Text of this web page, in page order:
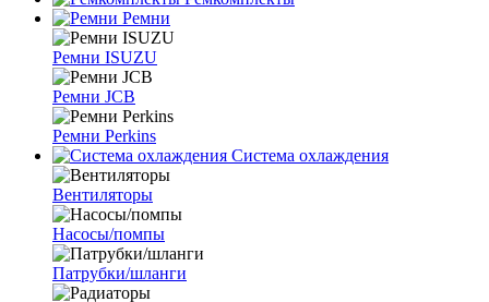
Ремни
Ремни ISUZU
Ремни JCB
Ремни Perkins
Система охлаждения
Вентиляторы
Насосы/помпы
Патрубки/шланги